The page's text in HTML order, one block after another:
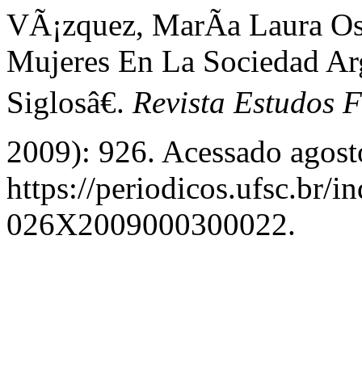
VÃ¡zquez, MarÃ­a Laura
Mujeres En La Sociedad
Siglosâ€. Revista Estudos
2009): 926. Acessado
https://periodicos.ufsc.br/
026X2009000300022.